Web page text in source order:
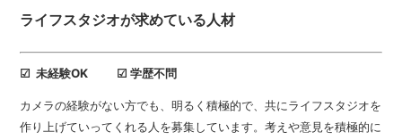
ライフスタジオが求めている人材
☑ 未経験OK ☑ 学歴不問
カメラの経験がない方でも、明るく積極的で、共にライフスタジオを
作り上げていってくれる人を募集しています。考えや意見を積極的に